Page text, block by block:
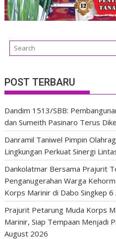
POST TERBARU
Dandim 1513/SBB:
dan Sumeith Pasinaro Terus
Danramil Taniwel Pimpin
Lingkungan Perkuat Sinergi
Dankolatmar Bersama Prajurit
Penganugerahan Warga
Korps Marinir di Dabo Singkep 6
Prajurit Petarung Muda Korps
Marinir, Siap Tempaan Menjadi
August 2026